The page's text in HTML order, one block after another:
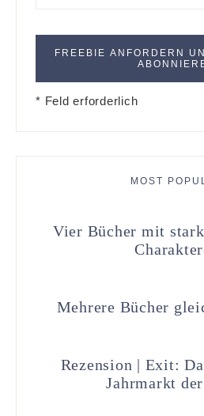
* Feld erforderlich
MOST
Vier Bücher mit
Mehrere Bücher
Rezension | Exit:
Jahrmarkt